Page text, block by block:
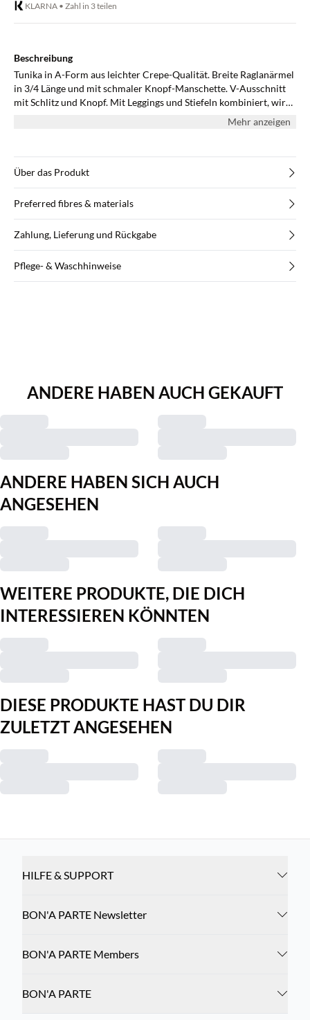
KLARNA • Zahl in 3 teilen
Beschreibung
Tunika in A-Form aus leichter Crepe-Qualität. Breite Raglanärmel
in 3/4 Länge und mit schmaler Knopf-Manschette. V-Ausschnitt
mit Schlitz und Knopf. Mit Leggings und Stiefeln kombiniert, wird
diese schöne Tunika zu einem schicken Outfit für den Alltag und
Mehr anzeigen
Über das Produkt
Preferred fibres & materials
Zahlung, Lieferung und Rückgabe
Pflege- & Waschhinweise
ANDERE HABEN AUCH GEKAUFT
ANDERE HABEN SICH AUCH
ANGESEHEN
WEITERE PRODUKTE, DIE DICH
INTERESSIEREN KÖNNTEN
DIESE PRODUKTE HAST DU DIR
ZULETZT ANGESEHEN
HILFE & SUPPORT
BON'A PARTE Newsletter
BON'A PARTE Members
BON'A PARTE